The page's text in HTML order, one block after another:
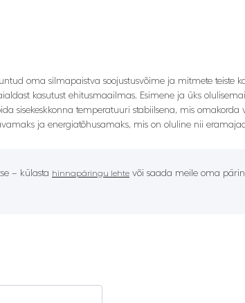
oma silmapaistva soojustusvõime ja mitmete teiste
kasutust ehitusmaailmas. Esimene ja üks
sisekeskkonna temperatuuri stabiilsena, mis
ja energiatõhusamaks, mis on oluline nii
– külasta hinnapäringu lehte või saada meile oma